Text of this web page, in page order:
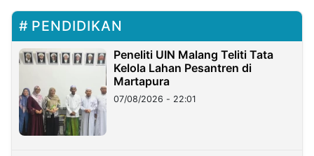
PENDIDIKAN
Peneliti UIN Malang Teliti Tata
Kelola Lahan Pesantren di
Martapura
07/08/2026 - 22:01